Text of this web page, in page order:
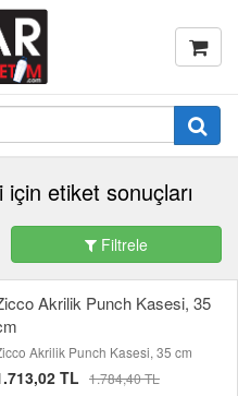
etiket sonuçları
Filtrele
Akrilik Punch Kasesi, 35
Akrilik Punch Kasesi, 35 cm
TL 1.784,40 TL